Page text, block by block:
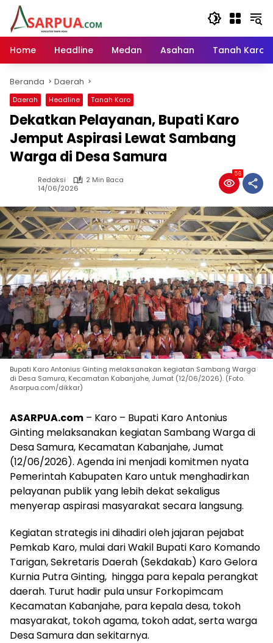
Langsung
konten
Home
Headline Medan Asahan Tanah Karo
Beranda Daerah
Daerah Headline Tanah Karo
Dekatkan Pelayanan, Bupati Karo
Jemput Aspirasi Lewat Sambang
Warga di Desa Samura
Redaksi
2 Min Baca
14/06/2026
56
Bupati Karo Antonius Ginting melaksanakan kegiatan Sambang Warga
di Desa Samura, Kecamatan Kabanjahe, Jumat (12/06/2026). (Foto.
Asarpua.com/dikkar)
ASARPUA.com – Karo – Bupati Karo Antonius
Ginting melaksanakan kegiatan Sambang Warga di
Desa Samura, Kecamatan Kabanjahe, Jumat
(12/06/2026). Agenda ini menjadi komitmen nyata
Pemerintah Kabupaten Karo untuk menghadirkan
pelayanan publik yang lebih dekat sekaligus
menyerap aspirasi masyarakat secara langsung.
Kegiatan strategis ini dihadiri oleh jajaran pejabat
Pemkab Karo, mulai dari Wakil Bupati Karo Komando
Tarigan, Sekretaris Daerah (Sekdakab) Karo Gelora
Kurnia Putra Ginting, hingga para kepala perangkat
daerah. Turut hadir pula unsur Forkopimcam
Kecamatan Kabanjahe, para kepala desa, tokoh
masyarakat, tokoh agama, tokoh adat, serta warga
Desa Samura dan sekitarnya.